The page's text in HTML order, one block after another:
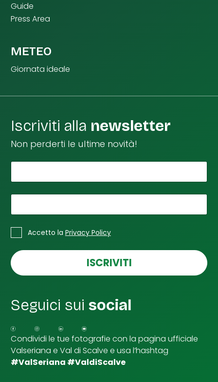
Guide
Press Area
METEO
Giornata ideale
Iscriviti alla newsletter
Non perderti le ultime novità!
n
o
e
p
n
C
a
e
l
i
p
u
n
t
a
* Accetto la Privacy Policy
ISCRIVITI
Seguici suisocial
Condividi le tue fotografie con la pagina ufficiale
Valseriana e Val di Scalve e usa l’hashtag
#ValSeriana #ValdiScalve